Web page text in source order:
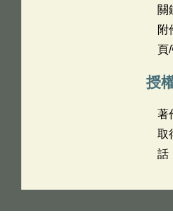
關
附
頁
授
著
取
話